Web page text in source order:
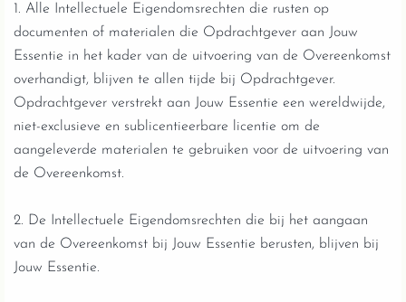
1. Alle Intellectuele Eigendomsrechten die rusten op
documenten of materialen die Opdrachtgever aan Jouw
Essentie in het kader van de uitvoering van de Overeenkomst
overhandigt, blijven te allen tijde bij Opdrachtgever.
Opdrachtgever verstrekt aan Jouw Essentie een wereldwijde,
niet-exclusieve en sublicentieerbare licentie om de
aangeleverde materialen te gebruiken voor de uitvoering van
de Overeenkomst.
2. De Intellectuele Eigendomsrechten die bij het aangaan
van de Overeenkomst bij Jouw Essentie berusten, blijven bij
Jouw Essentie.